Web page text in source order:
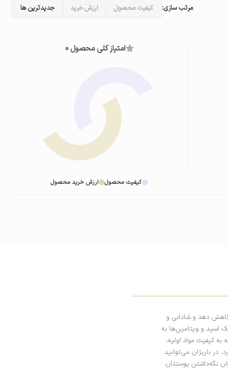
مرتب سازی: کیفیت محصول ارزش خرید جدیدترین ها
امتیاز کلی محصول 0
کیفیت محصول ارزش خرید محصول
دهد و شادابی و
اسید و ویتامین‌ها به
کیفیت مواد اولیه،
در باریژان می‌توانید
نگه‌داشتن پوستتان